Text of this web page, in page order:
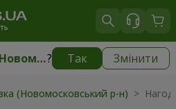
Голубівка (Новомосковський р-н)? Так Змінити
безкоштовно
(Новомосковський р-н) >